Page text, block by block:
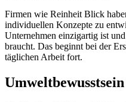
Firmen wie Reinheit Blick
individuellen Konzepte zu
Unternehmen einzigartig ist
braucht. Das beginnt bei der
täglichen Arbeit fort.